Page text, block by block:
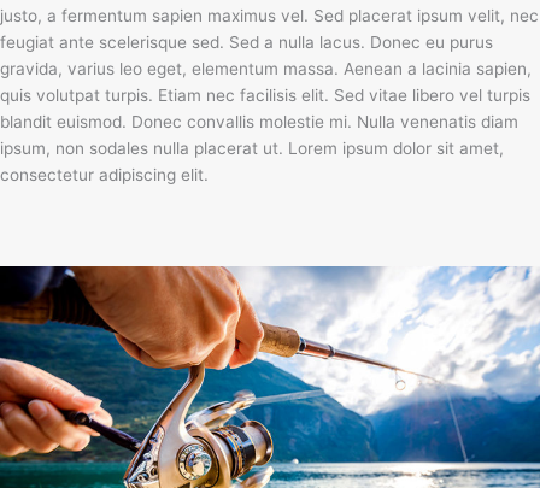
justo, a fermentum sapien maximus vel. Sed placerat ipsum velit, nec
feugiat ante scelerisque sed. Sed a nulla lacus. Donec eu purus
gravida, varius leo eget, elementum massa. Aenean a lacinia sapien,
quis volutpat turpis. Etiam nec facilisis elit. Sed vitae libero vel turpis
blandit euismod. Donec convallis molestie mi. Nulla venenatis diam
ipsum, non sodales nulla placerat ut. Lorem ipsum dolor sit amet,
consectetur adipiscing elit.